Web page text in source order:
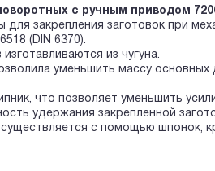
с ручным приводом
закрепления заготовок при
(DIN 6370).
из чугуна.
уменьшить массу основных
что позволяет уменьшить
удержания закрепленной
с помощью шпонок,